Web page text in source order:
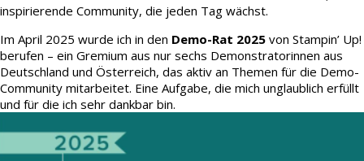
inspirierende Community, die jeden Tag wächst.
Im April 2025 wurde ich in den Demo-Rat 2025 von Stampin’ Up!
berufen – ein Gremium aus nur sechs Demonstratorinnen aus
Deutschland und Österreich, das aktiv an Themen für die Demo-
Community mitarbeitet. Eine Aufgabe, die mich unglaublich erfüllt
und für die ich sehr dankbar bin.